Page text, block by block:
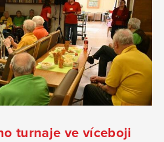
turnaje ve víceboji